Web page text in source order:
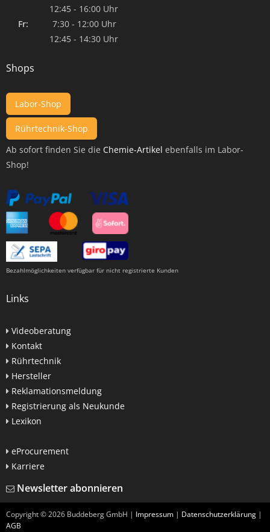
12:45 - 16:00 Uhr
Fr: 7:30 - 12:00 Uhr
12:45 - 14:30 Uhr
Shops
Labor-Shop
Rührtechnik-Shop
Ab sofort finden Sie die Chemie-Artikel ebenfalls im Labor-
Shop!
Bezahlmöglichkeiten verfügbar für nicht registrierte Kunden
Links
Videoberatung
Kontakt
Rührtechnik
Hersteller
Reklamationsmeldung
Registrierung als Neukunde
Lexikon
eProcurement
Karriere
Newsletter abonnieren
Copyright ©2026 Buddeberg GmbH | Impressum | Datenschutzerklärung |
AGB